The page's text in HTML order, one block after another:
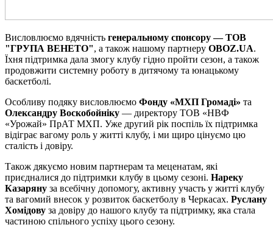
Висловлюємо вдячність генеральному спонсору — ТОВ
"ГРУПА ВЕНЕТО", а також нашому партнеру OBOZ.UA.
Їхня підтримка дала змогу клубу гідно пройти сезон, а також
продовжити системну роботу в дитячому та юнацькому
баскетболі.
Особливу подяку висловлюємо Фонду «МХП Громаді» та
Олександру Воскобойніку — директору ТОВ «НВФ
«Урожай» ПрАТ МХП. Уже другий рік поспіль їх підтримка
відіграє вагому роль у житті клубу, і ми щиро цінуємо цю
сталість і довіру.
Також дякуємо новим партнерам та меценатам, які
приєдналися до підтримки клубу в цьому сезоні. Нареку
Казаряну за всебічну допомогу, активну участь у житті клубу
та вагомий внесок у розвиток баскетболу в Черкасах. Руслану
Хомідову за довіру до нашого клубу та підтримку, яка стала
частиною спільного успіху цього сезону.